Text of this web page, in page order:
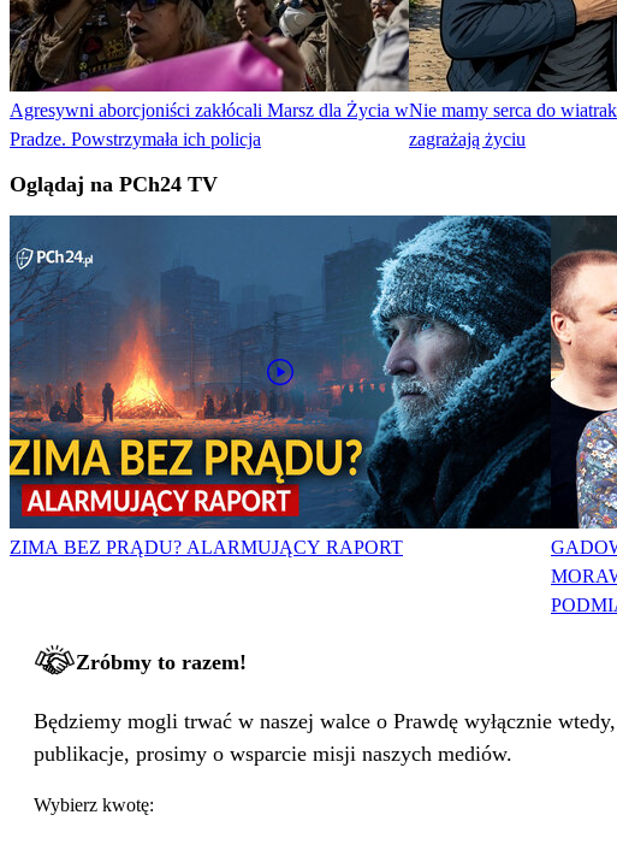
Agresywni aborcjoniści zakłócali Marsz dla Życia w
Pradze. Powstrzymała ich policja
Nie mamy serca do
zagrażają życiu
Oglądaj na PCh24 TV
ZIMA BEZ PRĄDU? ALARMUJĄCY RAPORT
Zróbmy to razem!
Będziemy mogli trwać w naszej walce o Prawdę wyłącznie
publikacje, prosimy o wsparcie misji naszych mediów.
Wybierz kwotę: